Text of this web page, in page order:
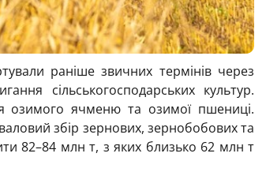
раніше звичних термінів через
сільськогосподарських культур.
озимого ячменю та озимої пшениці.
збір зернових, зернобобових та
82–84 млн т, з яких близько 62 млн т